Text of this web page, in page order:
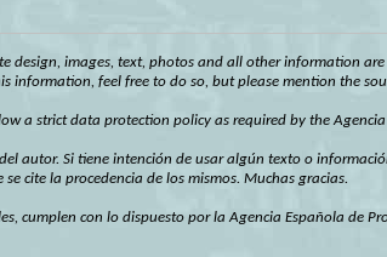
design, images, text, photos and all other information
information, feel free to do so, but please mention the
a strict data protection policy as required by the
autor. Si tiene intención de usar algún texto o
se cite la procedencia de los mismos. Muchas gracias.
cumplen con lo dispuesto por la Agencia Española de